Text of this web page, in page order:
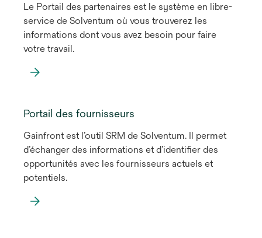
Le Portail des partenaires est le système en libre-
service de Solventum où vous trouverez les
informations dont vous avez besoin pour faire
votre travail.
Portail des fournisseurs
Gainfront est l’outil SRM de Solventum. Il permet
d’échanger des informations et d’identifier des
opportunités avec les fournisseurs actuels et
potentiels.